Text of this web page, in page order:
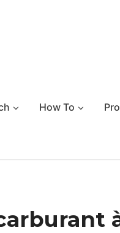
How To